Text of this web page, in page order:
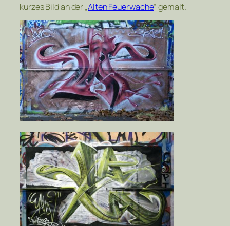
kurzes Bild an der „Alten Feuerwache“ gemalt.